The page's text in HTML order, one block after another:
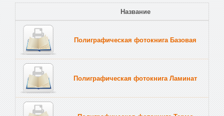
Название
Полиграфическая фотокнига Базовая
Полиграфическая фотокнига Ламинат